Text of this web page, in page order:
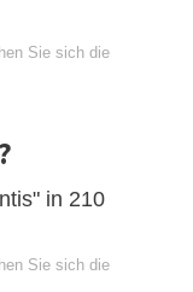
Sie sich die
in 210
Sie sich die